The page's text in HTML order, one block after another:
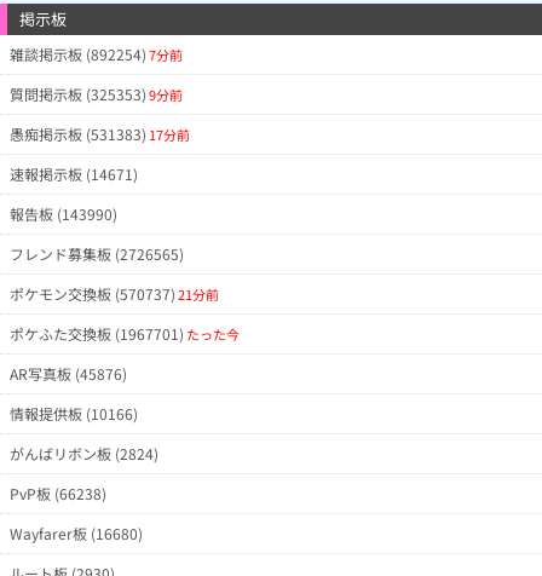
掲示板
雑談掲示板 (892254)7分前
質問掲示板 (325353)9分前
愚痴掲示板 (531383) 17分前
速報掲示板 (14671)
報告板 (143990)
フレンド募集板 (2726565)
ポケモン交換板 (570737)21分前
ポケふた交換板 (1967701) たった今
AR写真板 (45876)
情報提供板 (10166)
がんばリボン板 (2824)
PvP板 (66238)
Wayfarer板 (16680)